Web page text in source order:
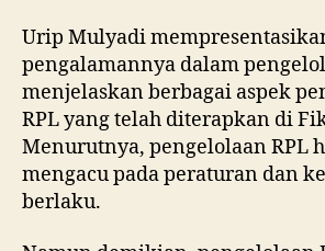
Urip Mulyadi
pengalamannya dalam
menjelaskan berbagai aspek
RPL yang telah diterapkan di
Menurutnya, pengelolaan RPL
mengacu pada peraturan dan
berlaku.